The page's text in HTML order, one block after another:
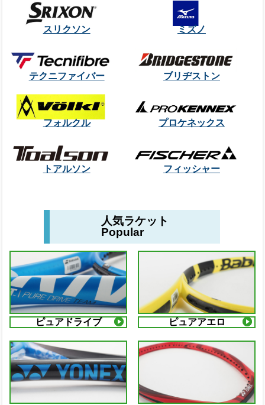
スリクソン ミズノ
テクニファイバー ブリヂストン
フォルクル プロケネックス
トアルソン フィッシャー
人気ラケット
Popular
ピュアドライブ ピュアアエロ